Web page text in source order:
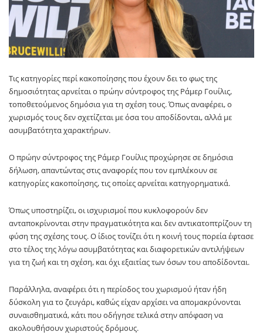
Τις κατηγορίες περί κακοποίησης που έχουν δει το φως της
δημοσιότητας αρνείται ο πρώην σύντροφος της Ράμερ Γουίλις,
τοποθετούμενος δημόσια για τη σχέση τους. Όπως αναφέρει, ο
χωρισμός τους δεν σχετίζεται με όσα του αποδίδονται, αλλά με
ασυμβατότητα χαρακτήρων.
Ο πρώην σύντροφος της Ράμερ Γουίλις προχώρησε σε δημόσια
δήλωση, απαντώντας στις αναφορές που τον εμπλέκουν σε
κατηγορίες κακοποίησης, τις οποίες αρνείται κατηγορηματικά.
Όπως υποστηρίζει, οι ισχυρισμοί που κυκλοφορούν δεν
ανταποκρίνονται στην πραγματικότητα και δεν αντικατοπτρίζουν τη
φύση της σχέσης τους. Ο ίδιος τονίζει ότι η κοινή τους πορεία έφτασε
στο τέλος της λόγω ασυμβατότητας και διαφορετικών αντιλήψεων
για τη ζωή και τη σχέση, και όχι εξαιτίας των όσων του αποδίδονται.
Παράλληλα, αναφέρει ότι η περίοδος του χωρισμού ήταν ήδη
δύσκολη για το ζευγάρι, καθώς είχαν αρχίσει να απομακρύνονται
συναισθηματικά, κάτι που οδήγησε τελικά στην απόφαση να
ακολουθήσουν χωριστούς δρόμους.